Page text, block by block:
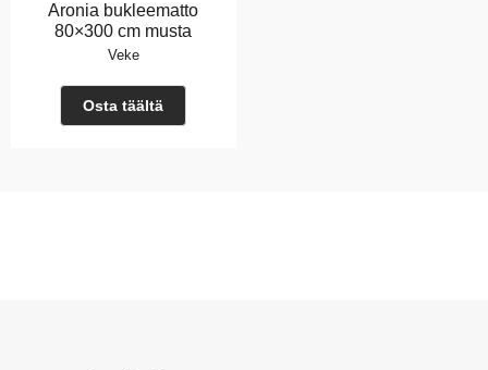
Aronia bukleematto
80×300 cm musta
Veke
Osta täältä